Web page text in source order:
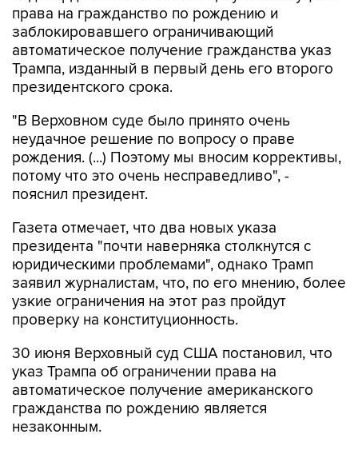
права на гражданство по рождению и
заблокировавшего ограничивающий
автоматическое получение гражданства указ
Трампа, изданный в первый день его второго
президентского срока.
"В Верховном суде было принято очень
неудачное решение по вопросу о праве
рождения. (...) Поэтому мы вносим коррективы,
потому что это очень несправедливо", -
пояснил президент.
Газета отмечает, что два новых указа
президента "почти наверняка столкнутся с
юридическими проблемами", однако Трамп
заявил журналистам, что, по его мнению, более
узкие ограничения на этот раз пройдут
проверку на конституционность.
30 июня Верховный суд США постановил, что
указ Трампа об ограничении права на
автоматическое получение американского
гражданства по рождению является
незаконным.